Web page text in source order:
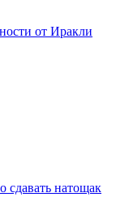
от Иракли
сдавать натощак